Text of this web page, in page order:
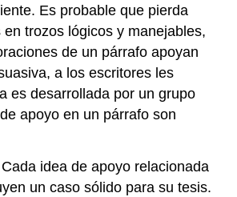
Es probable que pierda
trozos lógicos y manejables,
de un párrafo apoyan
a los escritores les
es desarrollada por un grupo
apoyo en un párrafo son
idea de apoyo relacionada
un caso sólido para su tesis.